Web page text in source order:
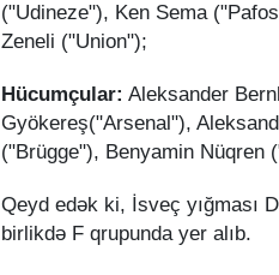
("Udineze"), Ken Sema
Zeneli ("Union");
Hücumçular: Aleksander
Gyökereş("Arsenal"),
("Brügge"), Benyamin Nüqren
Qeyd edək ki, İsveç yığması
birlikdə F qrupunda yer alıb.